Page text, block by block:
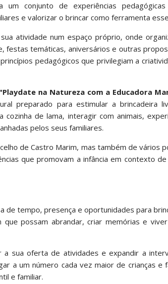
um conjunto de experiências
e valorizar o brincar como ferramenta
atividade num espaço próprio, onde
festas temáticas, aniversários e outras
pedagógicos que privilegiam a
"Playdate na Natureza com a Educadora
preparado para estimular a brincadeira
cozinha de lama, interagir com animais,
pelos seus familiares.
de Castro Marim, mas também de vários
que promovam a infância em contexto
de tempo, presença e oportunidades para
possam abrandar, criar memórias e
sua oferta de atividades e expandir a
a um número cada vez maior de crianças e
e familiar.